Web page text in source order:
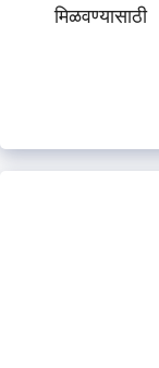
मिळवण्यासाठी